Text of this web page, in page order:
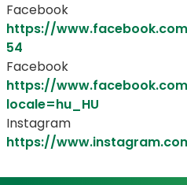
Facebook
https://
54
https://
locale=hu_HU
https://